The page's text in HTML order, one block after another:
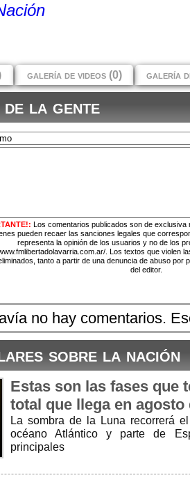
galería de videos (0) galería
la gente
Los comentarios publicados son de
pueden recaer las sanciones legales que
representa la opinión de los usuarios y no de los
. Los textos que violen
tanto a partir de una denuncia de abuso por
del editor.
no hay comentarios.
sobre la nación
Estas son las fases que
total que llega en agosto
La sombra de la Luna recorrerá
océano Atlántico y parte de
principales